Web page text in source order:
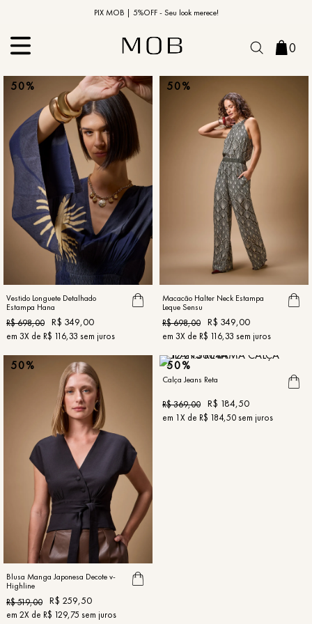
PIX MOB | 5%OFF - Seu look merece!
10% OFF na primeira compra | Cupom: BEMVINDO10*
0
50%
Vestido Longuete Detalhado
Estampa Hana
R$698,00 R$ 349,00
em 3X de R$ 116,33 sem juros
50%
Macacão Halter Neck Estampa
Leque Sensu
R$698,00 R$ 349,00
em 3X de R$ 116,33 sem juros
50%
Blusa Manga Japonesa Decote v-
Highline
R$519,00 R$ 259,50
em 2X de R$ 129,75 sem juros
50%
Calça Jeans Reta
R$369,00 R$ 184,50
em 1X de R$ 184,50sem juros